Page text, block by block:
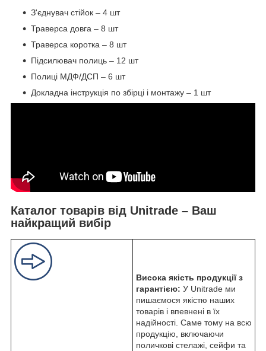
З'єднувач стійок – 4 шт
Траверса довга – 8 шт
Траверса коротка – 8 шт
Підсилювач полиць – 12 шт
Полиці МДФ/ДСП – 6 шт
Докладна інструкція по збірці і монтажу – 1 шт
Каталог товарів від Unitrade – Ваш
найкращий вибір
Висока якість продукції з
гарантією: У Unitrade ми
пишаємося якістю наших
товарів і впевнені в їх
надійності. Саме тому на всю
продукцію, включаючи
поличкові стелажі, сейфи та